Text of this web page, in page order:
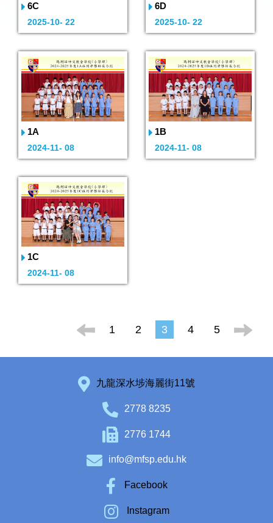
6C
2025-10- 22
6D
2025-10- 22
1A
2024-11- 08
1B
2024-11- 08
1C
2024-11- 08
1 2 3 4 5
九龍深水埗海麗街11號
2778 8235
2776 1744
info@mfsp.edu.hk
Facebook
Instagram